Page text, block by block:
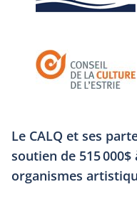
Le CALQ et ses
soutien de 515
organismes